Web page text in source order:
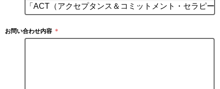
お問い合わせ内容 ＊